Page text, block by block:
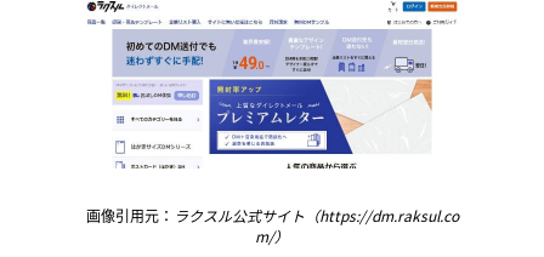
画像引用元： ラクスル公式サイト（https://dm.raksul.co
m/）